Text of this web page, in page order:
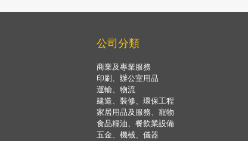
公司分類
商業及專業服務
印刷、辦公室用品
運輸、物流
建造、裝修、環保工程
家居用品及服務、寵物
食品糧油、餐飲業設備
五金、機械、儀器